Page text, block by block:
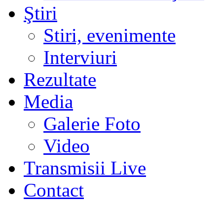
Ştiri
Stiri, evenimente
Interviuri
Rezultate
Media
Galerie Foto
Video
Transmisii Live
Contact